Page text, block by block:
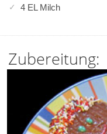
4 EL Milch
Zubereitung: